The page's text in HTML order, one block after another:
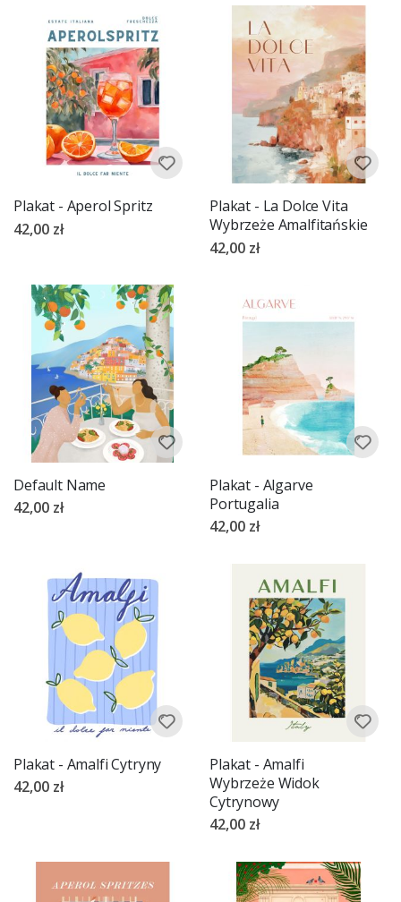
Plakat - Aperol Spritz
42,00 zł
Plakat - La Dolce Vita
Wybrzeże Amalfitańskie
42,00 zł
Default Name
42,00 zł
Plakat - Algarve
Portugalia
42,00 zł
Plakat - Amalfi Cytryny
42,00 zł
Plakat - Amalfi
Wybrzeże Widok
Cytrynowy
42,00 zł